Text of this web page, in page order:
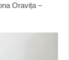
Oravița –